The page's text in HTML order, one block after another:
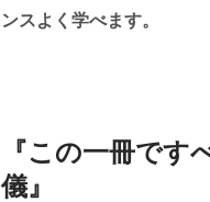
ンスよく学べます。
『この一冊で
儀』